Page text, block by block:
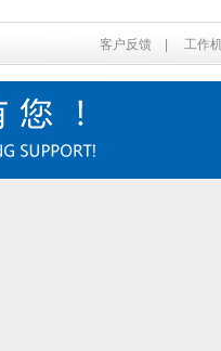
客户反馈 工作